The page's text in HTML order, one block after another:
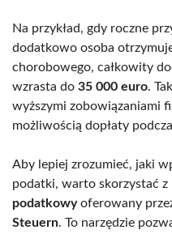
Na przykład, gdy roczne
dodatkowo osoba
chorobowego, całkowity
wzrasta do 35 000 euro.
wyższymi zobowiązaniami
możliwością dopłaty
Aby lepiej zrozumieć, jaki
podatki, warto skorzystać z
podatkowyoferowany
Steuern. To narzędzie